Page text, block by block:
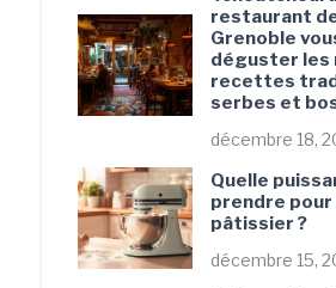
restaurant
Grenoble
déguster les
recettes
serbes et
décembre 18,
Quelle
prendre
pâtissier ?
décembre 15,